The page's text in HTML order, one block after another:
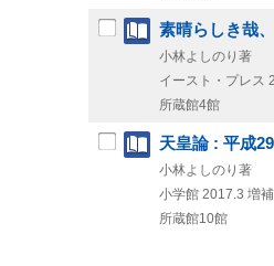
素晴らしき哉
小林よしのり著
イースト・プレス
所蔵館4館
天皇論 : 平成
小林よしのり著
小学館 2017.3 増
所蔵館10館